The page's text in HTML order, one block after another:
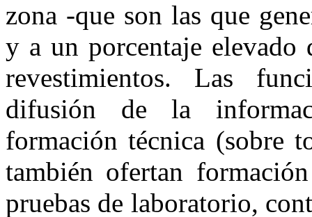
zona -que son las que
y a un porcentaje elevado
revestimientos. Las
difusión de la
formación técnica (sobre
también ofertan
pruebas de laboratorio,